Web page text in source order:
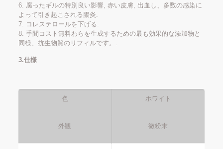
6. 腐ったギルの特別良い影響, 赤い皮膚, 出血し、多数の感染に
よって引き起こされる腸炎.
7. コレステロールを下げる.
8. 手間コスト無料わらを生成するための最も効果的な添加物と
同様、抗生物質のリフィルです。.
3.仕様
色 ホワイト
外観 微粉末